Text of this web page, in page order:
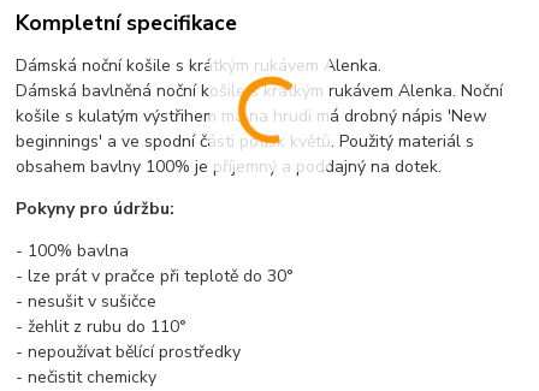
Kompletní specifikace
Dámská noční košile s krátkým rukávem Alenka.
Dámská bavlněná noční košile s krátkým rukávem Alenka. Noční
košile s kulatým výstřihem má na hrudi má drobný nápis 'New
beginnings' a ve spodní části potisk květů. Použitý materiál s
obsahem bavlny 100% je příjemný a poddajný na dotek.
Pokyny pro údržbu:
- 100% bavlna
- lze prát v pračce při teplotě do 30°
- nesušit v sušičce
- žehlit z rubu do 110°
- nepoužívat bělící prostředky
- nečistit chemicky